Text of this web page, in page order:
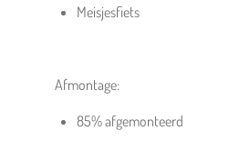
Meisjesfiets
Afmontage:
85% afgemonteerd